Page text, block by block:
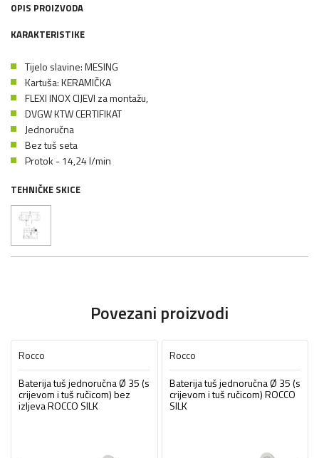
OPIS PROIZVODA
KARAKTERISTIKE
Tijelo slavine: MESING
Kartuša: KERAMIČKA
FLEXI INOX CIJEVI za montažu,
DVGW KTW CERTIFIKAT
Jednoručna
Bez tuš seta
Protok - 14,24 l/min
TEHNIČKE SKICE
Povezani proizvodi
Rocco
Baterija tuš jednoručna Ø 35 (s
crijevom i tuš ručicom) bez
izljeva ROCCO SILK
Rocco
Baterija tuš jednoručna Ø 35 (s
crijevom i tuš ručicom) ROCCO
SILK